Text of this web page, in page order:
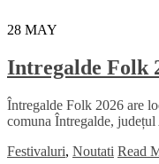
28 MAY
Intregalde Folk
Întregalde Folk 2026 are
comuna Întregalde,
Festivaluri, Noutati Read